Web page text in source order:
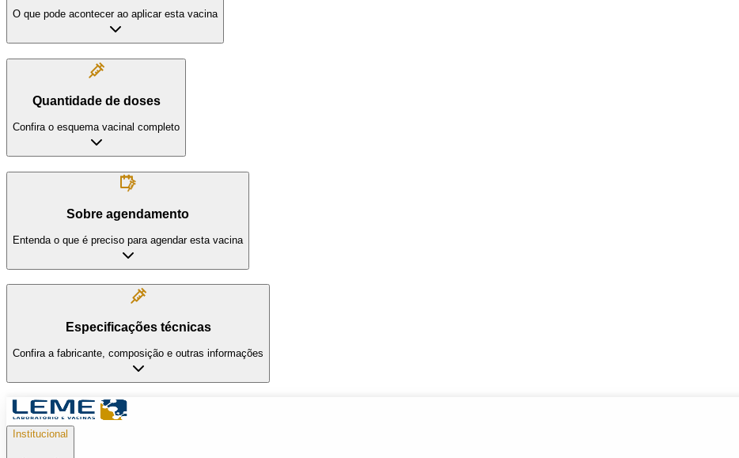
O que pode acontecer ao aplicar esta vacina
Quantidade de doses
Confira o esquema vacinal completo
Sobre agendamento
Entenda o que é preciso para agendar esta vacina
Especificações técnicas
Confira a fabricante, composição e outras informações
Institucional